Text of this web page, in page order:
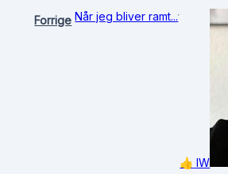
Forrige Når jeg bliver ramt...
👍 IW